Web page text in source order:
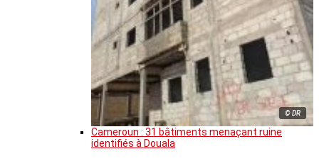
© DR
Cameroun : 31 bâtiments menaçant ruine
identifiés à Douala